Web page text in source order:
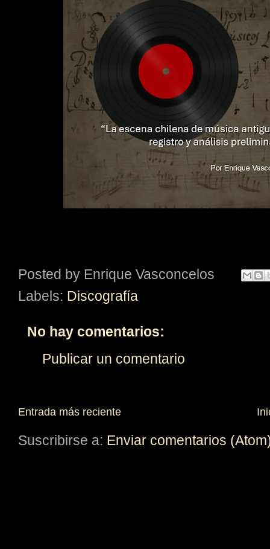
Posted by Enrique Vasconcelos
Labels: Discografía
No hay comentarios:
Publicar un comentario
Entrada más reciente
Suscribirse a: Enviar comentarios